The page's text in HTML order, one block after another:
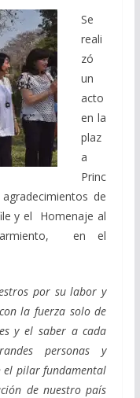
Se
reali
zó
un
acto
en la
plaz
a
Princ
de
y el Homenaje al
en el
por su labor y
la fuerza solo de
y el saber a cada
personas y
el pilar fundamental
de nuestro país